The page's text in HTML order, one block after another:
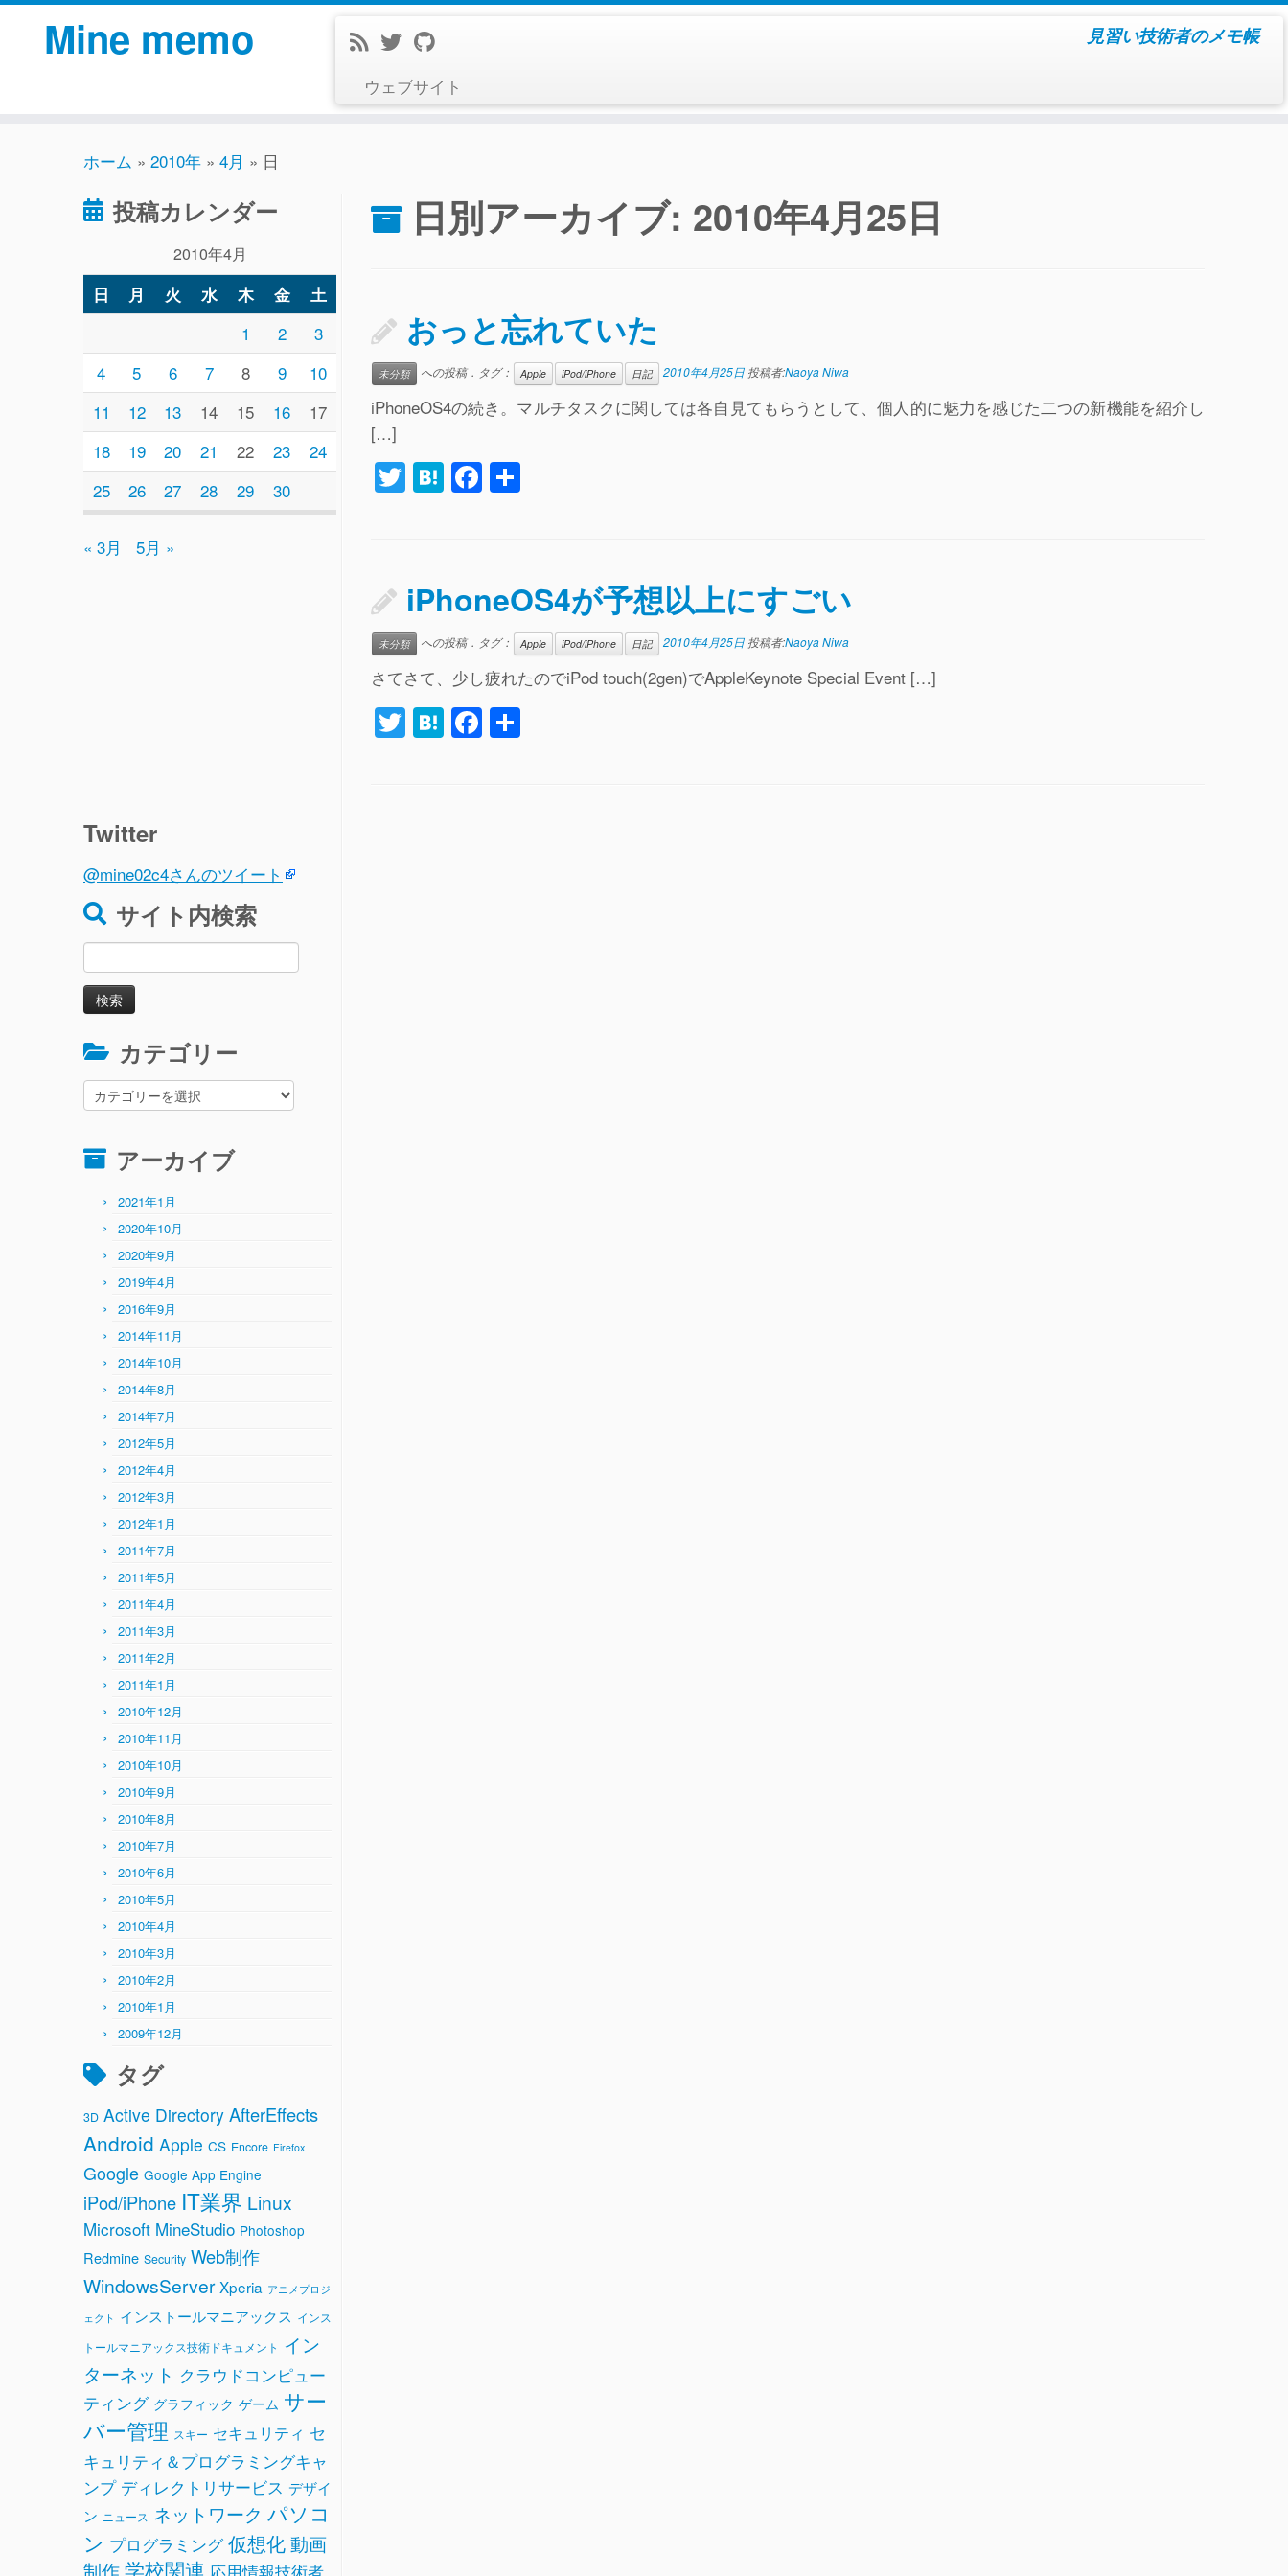
コ
Mine memo 見習い技術者のメモ帳
ウェブサイト
ホーム » 2010年 » 4月 » 日
投稿カレンダー
2010年4月
日 月 火 水 木 金 土
1 2
3
4
5 6 7 8 9
10
11
12 13 14 15 16
17
18
19 20 21 22 23
24
25
26 27 28 29 30
« 3月 5月 »
Twitter
@mine02c4さんのツイート
サイト内検索
索:
カテゴリー
カ
テ
リ
ー
アーカイブ
2021年1月
2020年10月
2020年9月
2019年4月
2016年9月
2014年11月
2014年10月
2014年8月
2014年7月
2012年5月
2012年4月
2012年3月
2012年1月
2011年7月
2011年5月
2011年4月
2011年3月
2011年2月
2011年1月
2010年12月
2010年11月
2010年10月
2010年9月
2010年8月
2010年7月
2010年6月
2010年5月
2010年4月
2010年3月
2010年2月
2010年1月
2009年12月
タグ
3D Active Directory AfterEffects
Android Apple CS Encore Firefox
Google Google App Engine
iPod/iPhone IT業界 Linux
Microsoft MineStudio Photoshop
Redmine Security Web制作
WindowsServer Xperia アニメプロジ
ェクト インストールマニアックス インス
トールマニアックス技術ドキュメント イン
ターネット クラウドコンピュー
ティング グラフィック ゲーム サー
バー管理 スキー セキュリティ セ
キュリティ＆プログラミングキャ
ンプ ディレクトリサービス デザイ
ン ニュース ネットワーク パソコ
ン プログラミング 仮想化動画
制作学校関連 応用情報技術者
日別アーカイブ: 2010年4月25日
おっと忘れていた
未分類 への投稿．タグ： Apple iPod/iPhone 日記 2010年4月25日 投稿者:Naoya Niwa
iPhoneOS4の続き。マルチタスクに関しては各自見てもらうとして、個人的に魅力を感じた二つの新機能を紹介し
[…]
T H
a
F
b
o
o
k
iPhoneOS4が予想以上にすごい
未分類 への投稿．タグ： Apple iPod/iPhone 日記 2010年4月25日 投稿者:Naoya Niwa
さてさて、少し疲れたのでiPod touch(2gen)でAppleKeynote Special Event […]
T
wi
H
at
F
a